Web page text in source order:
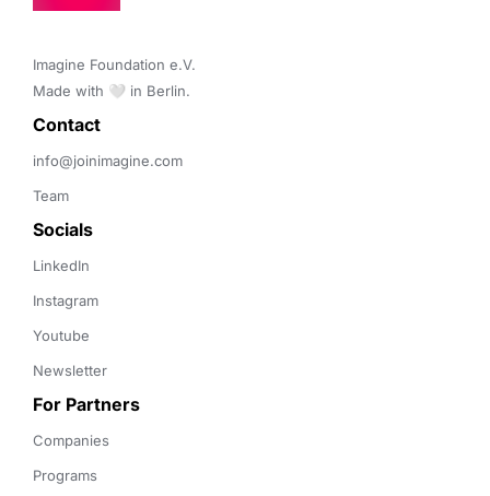
Imagine Foundation e.V.
Made with 🤍 in Berlin.
Contact
info@joinimagine.com
Team
Socials
LinkedIn
Instagram
Youtube
Newsletter
For Partners
Companies
Programs